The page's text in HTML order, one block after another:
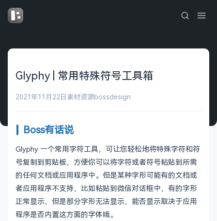
Glyphy | 常用特殊符号工具箱
2021年11月22日 素材资源bossdesign
Boss有话说
Glyphy 一个常用字符工具，可让您轻松地将特殊字符和符
号复制到剪贴板，方便你可以将字符或者符号粘贴到所需
的任何文档或应用程序中。但是某种字形可能有的文档或
者应用程序不支持，比如粘贴到微信对话框中，有的字形
正常显示，但是部分字形无法显示，能否显示取决于应用
程序是否内置这方面的字体哦。